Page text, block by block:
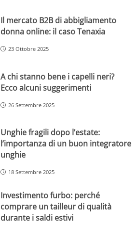
Il mercato B2B di abbigliamento
donna online: il caso Tenaxia
23 Ottobre 2025
A chi stanno bene i capelli neri?
Ecco alcuni suggerimenti
26 Settembre 2025
Unghie fragili dopo l’estate:
l’importanza di un buon integratore
unghie
18 Settembre 2025
Investimento furbo: perché
comprare un tailleur di qualità
durante i saldi estivi